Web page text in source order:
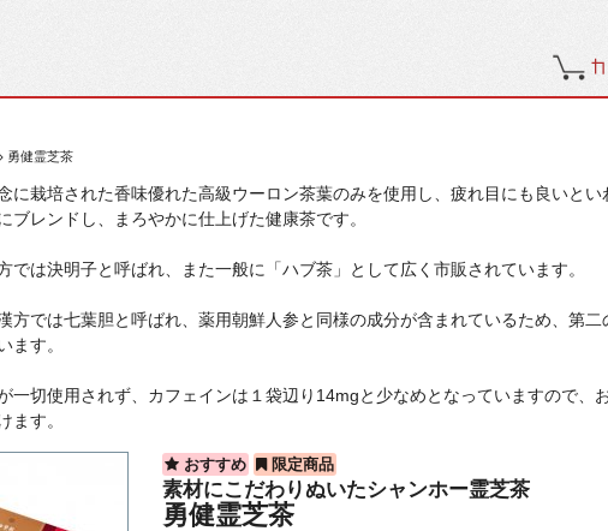
勇健霊芝茶
に栽培された香味優れた高級ウーロン茶葉のみを使用し、疲れ目にも良いと
ブレンドし、まろやかに仕上げた健康茶です。
では決明子と呼ばれ、また一般に「ハブ茶」として広く市販されています。
方では七葉胆と呼ばれ、薬用朝鮮人参と同様の成分が含まれているため、第
ます。
一切使用されず、カフェインは１袋辺り14mgと少なめとなっていますので、
ます。
おすすめ 限定商品
素材にこだわりぬいたシャンホー霊芝茶
勇健霊芝茶